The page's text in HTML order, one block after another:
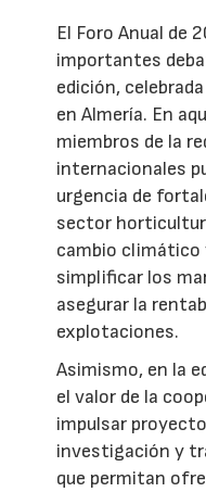
El Foro Anual de
importantes
edición,
en Almería. En
miembros de la
internacionales
urgencia de
sector
cambio climático
simplificar los
asegurar la
explotaciones.
Asimismo, en la
el valor de la
impulsar
investigación y
que permitan